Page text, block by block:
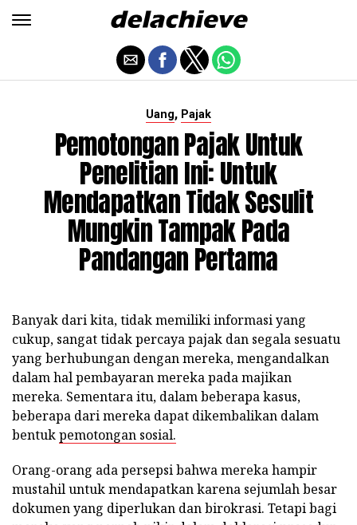
Uang, Pajak
Pemotongan Pajak Untuk
Penelitian Ini: Untuk
Mendapatkan Tidak Sesulit
Mungkin Tampak Pada
Pandangan Pertama
Banyak dari kita, tidak memiliki informasi yang
cukup, sangat tidak percaya pajak dan segala sesuatu
yang berhubungan dengan mereka, mengandalkan
dalam hal pembayaran mereka pada majikan
mereka. Sementara itu, dalam beberapa kasus,
beberapa dari mereka dapat dikembalikan dalam
bentukpemotongan sosial.
Orang-orang ada persepsi bahwa mereka hampir
mustahil untuk mendapatkan karena sejumlah besar
dokumen yang diperlukan dan birokrasi. Tetapi bagi